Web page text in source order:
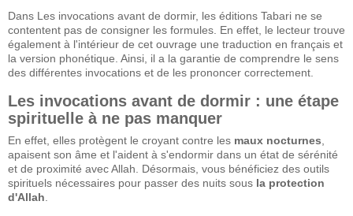
Dans Les invocations avant de dormir, les éditions Tabari ne se
contentent pas de consigner les formules. En effet, le lecteur trouve
également à l'intérieur de cet ouvrage une traduction en français et
la version phonétique. Ainsi, il a la garantie de comprendre le sens
des différentes invocations et de les prononcer correctement.
Les invocations avant de dormir : une étape
spirituelle à ne pas manquer
En effet, elles protègent le croyant contre les maux nocturnes
apaisent son âme et l'aident à s'endormir dans un état de sérénité
et de proximité avec Allah. Désormais, vous bénéficiez des outils
spirituels nécessaires pour passer des nuits sous la protection
d'Allah